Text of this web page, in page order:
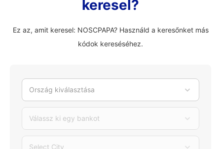
keresel?
Ez az, amit keresel: NOSCPAPA? Használd a keresőnket más
kódok kereséséhez.
Ország kiválasztása
Válassz ki egy bankot
Select City